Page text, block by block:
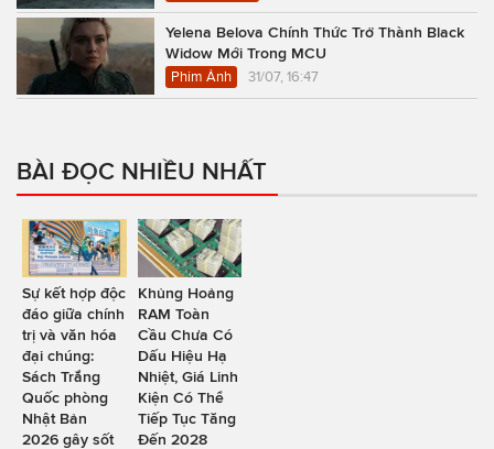
Yelena Belova Chính Thức Trở Thành Black
Widow Mới Trong MCU
Phim Ảnh 31/07, 16:47
BÀI ĐỌC NHIỀU NHẤT
Sự kết hợp độc
đáo giữa chính
trị và văn hóa
đại chúng:
Sách Trắng
Quốc phòng
Nhật Bản
2026 gây sốt
Khủng Hoảng
RAM Toàn
Cầu Chưa Có
Dấu Hiệu Hạ
Nhiệt, Giá Linh
Kiện Có Thể
Tiếp Tục Tăng
Đến 2028